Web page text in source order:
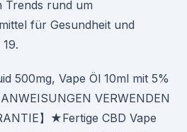
Trends rund um
für Gesundheit und
500mg, Vape Öl 10ml mit 5%
VERWENDEN
】★Fertige CBD Vape